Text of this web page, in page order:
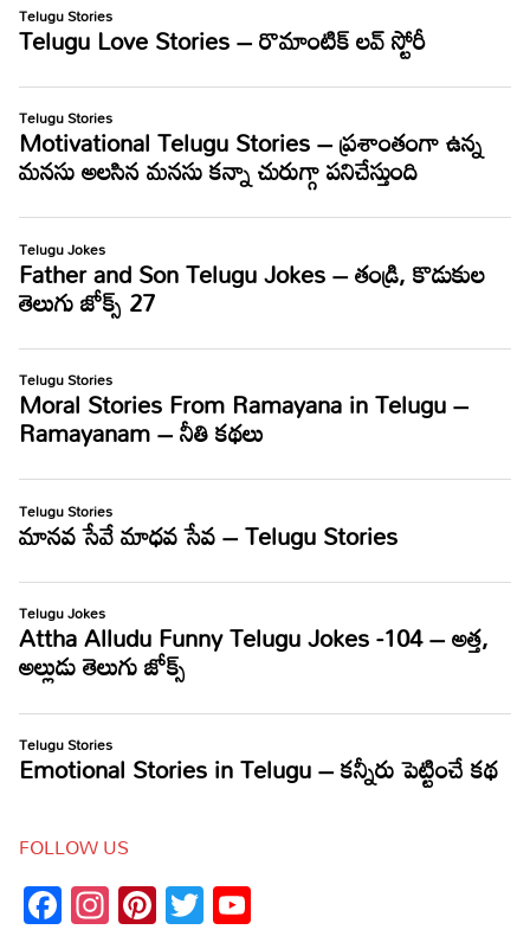
FOLLOW US
Facebook
Instagram
Pinterest
Twitter